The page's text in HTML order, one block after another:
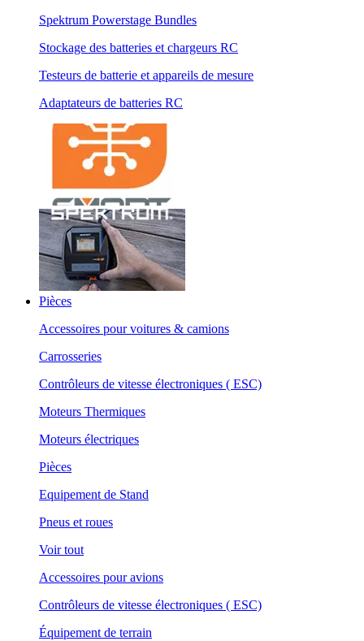
Spektrum Powerstage Bundles
Stockage des batteries et chargeurs RC
Testeurs de batterie et appareils de mesure
Adaptateurs de batteries RC
Pièces
Accessoires pour voitures & camions
Carrosseries
Contrôleurs de vitesse électroniques ( ESC)
Moteurs Thermiques
Moteurs électriques
Pièces
Equipement de Stand
Pneus et roues
Voir tout
Accessoires pour avions
Contrôleurs de vitesse électroniques ( ESC)
Équipement de terrain